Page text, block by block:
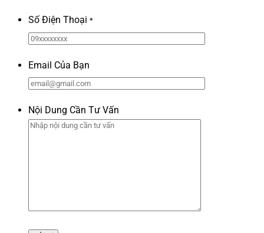
Số Điện Thoại *
Email Của Bạn
Nội Dung Cần Tư Vấn